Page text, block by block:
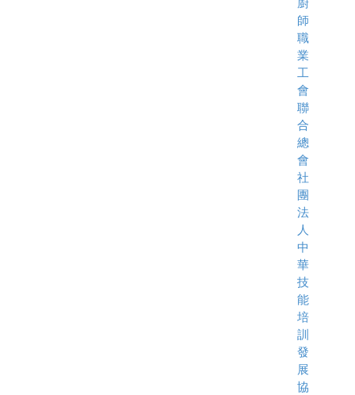
師
職
業
工
會
聯
合
總
會
社
團
法
人
中
華
技
能
培
訓
發
展
協